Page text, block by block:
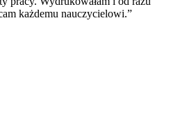
każdemu nauczycielowi.”